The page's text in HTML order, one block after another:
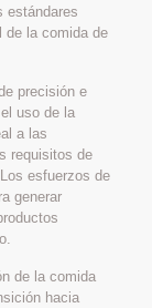
estándares
de la comida de
precisión e
uso de la
a las
requisitos de
esfuerzos de
generar
de la comida
hacia